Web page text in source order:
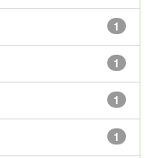
1
1
1
1